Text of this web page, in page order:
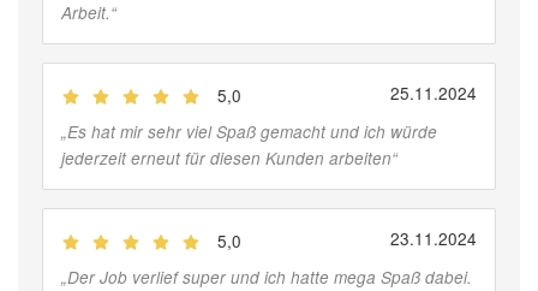
Arbeit.“
5,0 25.11.2024
„Es hat mir sehr viel Spaß gemacht und ich würde
jederzeit erneut für diesen Kunden arbeiten“
5,0 23.11.2024
„Der Job verlief super und ich hatte mega Spaß dabei.